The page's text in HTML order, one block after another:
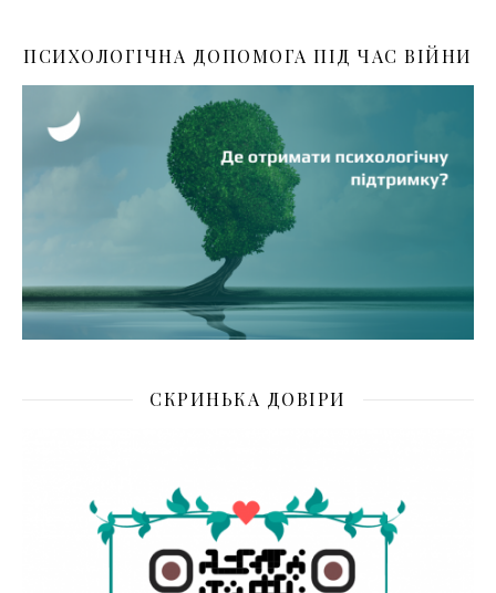
ПСИХОЛОГІЧНА ДОПОМОГА ПІД ЧАС ВІЙНИ
СКРИНЬКА ДОВІРИ